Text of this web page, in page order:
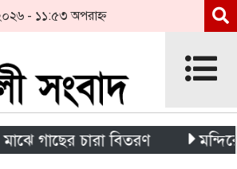
- ১১:৫৩ অপরাহ্ন
চারা বিতরণ মন্দিরের